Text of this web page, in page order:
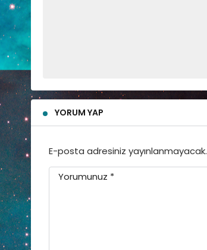
YORUM YAP
E-posta adresiniz yayınlanmayacak.
Yorumunuz *